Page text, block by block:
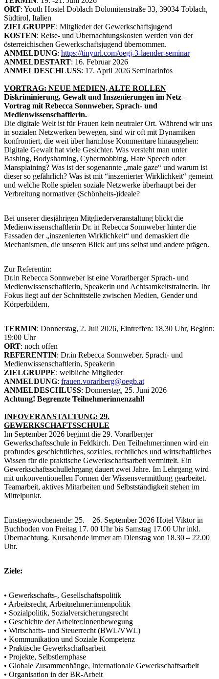
ORT: Youth Hostel Doblach Dolomitenstraße 33, 39034 Toblach,
Südtirol, Italien
ZIELGRUPPE: Mitglieder der Gewerkschaftsjugend
KOSTEN: Reise- und Übernachtungskosten werden von der
österreichischen Gewerkschaftsjugend übernommen.
ANMELDUNG: https://tinyurl.com/oegj-3-laender-seminar
ANMELDESTART: 16. Februar 2026
ANMELDESCHLUSS: 17. April 2026 Seminarinfos
VORTRAG: NEUE MEDIEN, ALTE ROLLEN
Diskriminierung, Gewalt und Inszenierungen im Netz –
Vortrag mit Rebecca Sonnweber, Sprach- und
Medienwissenschaftlerin.
Die digitale Welt ist für Frauen kein neutraler Ort. Während wir uns
in sozialen Netzwerken bewegen, sind wir oft mit Dynamiken
konfrontiert, die weit über harmlose Kommentare hinausgehen:
Digitale Gewalt hat viele Gesichter. Was versteht man unter
Bashing, Bodyshaming, Cybermobbing, Hate Speech oder
Mansplaining? Was ist der sogenannte „male gaze“ und warum ist
dieser so gefährlich? Was ist mit “inszenierter Wirklichkeit“ gemeint
und welche Rolle spielen soziale Netzwerke überhaupt bei der
Verbreitung normativer (Schönheits-)ideale?
Bei unserer diesjährigen Mitgliederveranstaltung blickt die
Medienwissenschaftlerin Dr. in Rebecca Sonnweber hinter die
Fassaden der „inszenierten Wirklichkeit“ und demaskiert die
Mechanismen, die unseren Blick auf uns selbst und andere prägen.
Zur Referentin:
Dr.in Rebecca Sonnweber ist eine Vorarlberger Sprach- und
Medienwissenschaftlerin, Speakerin und Achtsamkeitstrainerin. Ihr
Fokus liegt auf der Schnittstelle zwischen Medien, Gender und
Körperbildern.
TERMIN: Donnerstag, 2. Juli 2026, Eintreffen: 18.30 Uhr, Beginn:
19:00 Uhr
ORT: noch offen
REFERENTIN: Dr.in Rebecca Sonnweber, Sprach- und
Medienwissenschaftlerin, Speakerin
ZIELGRUPPE: weibliche Mitglieder
ANMELDUNG: frauen.vorarlberg@oegb.at
ANMELDESCHLUSS: Donnerstag, 25. Juni 2026
Achtung! Begrenzte Teilnehmerinnenzahl!
INFOVERANSTALTUNG: 29.
GEWERKSCHAFTSSCHULE
Im September 2026 beginnt die 29. Vorarlberger
Gewerkschaftsschule in Feldkirch. Den Teilnehmer:innen wird ein
profundes geschichtliches, soziales, rechtliches und wirtschaftliches
Wissen für die praktische Gewerkschaftsarbeit vermittelt. Ein
Gewerkschaftsschullehrgang dauert zwei Jahre. Im Lehrgang wird
mit unkonventionellen Formen der Wissensvermittlung gearbeitet.
Teamarbeit, aktives Mitarbeiten und Selbstständigkeit stehen im
Mittelpunkt.
Einstiegswochenende: 25. – 26. September 2026 Hotel Viktor in
Buchboden von Freitag 17. 00 Uhr bis Samstag 17.00 Uhr inkl.
Übernachtung. Kursabende immer am Dienstag von 18.30 – 22.00
Uhr.
Ziele:
• Gewerkschafts-, Gesellschaftspolitik
• Arbeitsrecht, Arbeitnehmer:innenpolitik
• Sozialpolitik, Sozialversicherungsrecht
• Geschichte der Arbeiter:innenbewegung
• Wirtschafts- und Steuerrecht (BWL/VWL)
• Kommunikation und Soziale Kompetenz
• Praktische Gewerkschaftsarbeit
• Projekte, Selbstlernphase
• Globale Zusammenhänge, Internationale Gewerkschaftsarbeit
• Organisation in der BR-Arbeit